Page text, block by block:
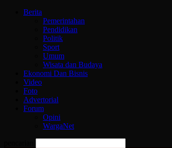
Berita
Pemerintahan
Pendidikan
Politik
Sport
Umum
Wisata dan Budaya
Ekonomi Dan Bisnis
Video
Foto
Advertorial
Forum
Opini
WargaNet